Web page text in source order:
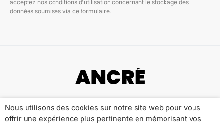
acceptez nos conditions d'utilisation concernant le stockage des
données soumises via ce formulaire.
Qui sommes-nous ? Publicité Contact
Nous utilisons des cookies sur notre site web pour vous
offrir une expérience plus pertinente en mémorisant vos